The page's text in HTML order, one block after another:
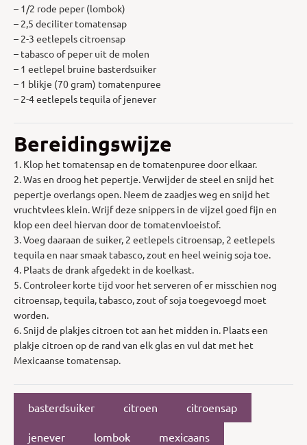
– 1/2 rode peper (lombok)
– 2,5 deciliter tomatensap
– 2-3 eetlepels citroensap
– tabasco of peper uit de molen
– 1 eetlepel bruine basterdsuiker
– 1 blikje (70 gram) tomatenpuree
– 2-4 eetlepels tequila of jenever
Bereidingswijze
1. Klop het tomatensap en de tomatenpuree door elkaar.
2. Was en droog het pepertje. Verwijder de steel en snijd het
pepertje overlangs open. Neem de zaadjes weg en snijd het
vruchtvlees klein. Wrijf deze snippers in de vijzel goed fijn en
klop een deel hiervan door de tomatenvloeistof.
3. Voeg daaraan de suiker, 2 eetlepels citroensap, 2 eetlepels
tequila en naar smaak tabasco, zout en heel weinig soja toe.
4. Plaats de drank afgedekt in de koelkast.
5. Controleer korte tijd voor het serveren of er misschien nog
citroensap, tequila, tabasco, zout of soja toegevoegd moet
worden.
6. Snijd de plakjes citroen tot aan het midden in. Plaats een
plakje citroen op de rand van elk glas en vul dat met het
Mexicaanse tomatensap.
basterdsuiker citroen citroensap
jenever lombok mexicaans